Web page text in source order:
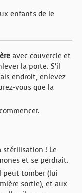
enfants de le
avec couvercle et
la porte. S’il
endroit, enlevez
vous que la
stérilisation ! Le
et se perdrait.
peut tomber (lui
sortie), et aux